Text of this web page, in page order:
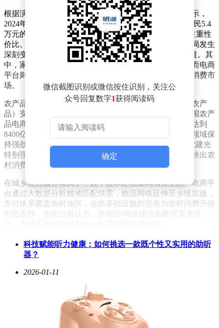
根据演讲内容，城乡消费行为呈现差异化特征。数据显示，
2024年农村居民人均可支配收入为2.3万元，仅为城镇居民5.4
万元的42.6%，这种收入差距导致农村居民在消费时更注重性
价比。不过，随着数字技术普及，城乡消费产品流动格局发生
深刻变化，形成"工业品下乡"与"农产品上行"的双向通道。其
中，家用电器、服装鞋帽等工业品持续渗透农村市场，而电商
平台则通过缩短流通环节，将产地农产品直接对接全国消费市
场。
农产品电商的爆发式增长印证了这一趋势。中国食品（农产
品）安全电商研究院等机构联合发布的《2025上半年中国农产
品电商发展报告》显示，2025年农产品网络零售额预计达到
8400亿元，较2020年增长近两倍。更值得关注的是，该领域保
持强劲增长势头，预计到2035年将突破2万亿元规模。沈建光
特别强调，这种量级增长不仅体现在交易数据上，更反映出农
村消费结构的持续优化和消费潜力的深度释放。
在城乡融合服务模式下，数字技术正在重构消费生态。电商平
台通过大数据分析精准匹配供需，物流网络延伸至乡镇层级，
支付体系覆盖农村地区，这些基础设施的完善为农村消费升级
创造条件。专家分析认为，随着5G网络建设和数字素养提
微信截图识别或微信按住识别，关注公
众号回复数字1获得阅读码
确定
科技赋能听力健康：如何挑选一款既个性又实用的助听
器？
2026-01-11